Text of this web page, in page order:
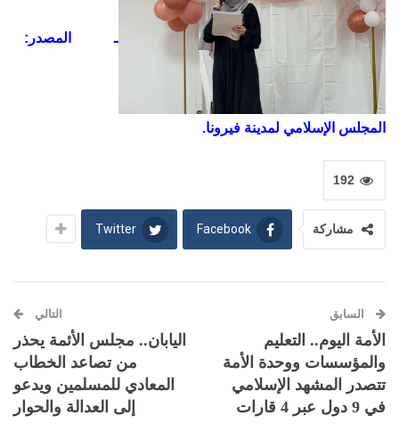
ـ المصدر:
المجلس الإسلامي لمدينة فيرونا.
192
مشاركة Facebook
Twitter
السابق
الأمة اليوم.. التعليم
والمؤسسات ووحدة الأمة
تتصدر المشهد الإسلامي
في 9 دول عبر 4 قارات
التالي
اليابان.. مجلس الأئمة يحذر
من تصاعد الخطاب
المعادي للمسلمين ويدعو
إلى العدالة والحوار